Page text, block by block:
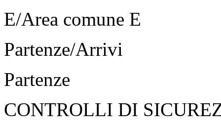
E/Area comune E
Partenze/Arrivi
Partenze
CONTROLLI DI